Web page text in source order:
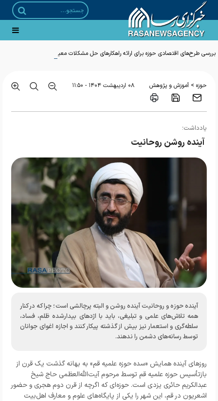
بررسی طرح‌های اقتصادی حوزه برای ارائه راهکارهای حل مشکلات معیشتی مردم
حوزه > آموزش و پژوهش ۰۸ ارديبهشت ۱۴۰۴ - ۱۱:۵۰
یادداشت؛
آینده روشن روحانیت
آینده حوزه و روحانیت آینده روشن و البته پرچالشی است؛ چرا که در کنار
همه تلاش‌های علمی و تبلیغی، باید با اژدهای بیدارشده ظلم، فساد،
سلطه‌گری و استعمار نیز بیش از گذشته پیکار کنند و اجازه اغوای جوانان
توسط رسانه‌های دشمن را ندهند.
روزهای آینده همایش «سده حوزه علمیه قم» به بهانه گذشت یک قرن از
بازتأسیس حوزه علمیه قم توسط مرحوم آیت‌الله‌العظمی حاج شیخ
عبدالکریم حائری یزدی است. حوزه‌ای که اگرچه از قرن دوم هجری و حضور
اشعریون در قم، این شهر را یکی از پایگاه‌های علوم و معارف اهل‌بیت